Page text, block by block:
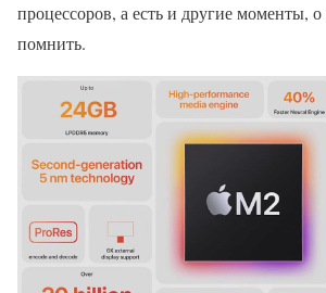
процессоров, а есть и другие моменты,
помнить.